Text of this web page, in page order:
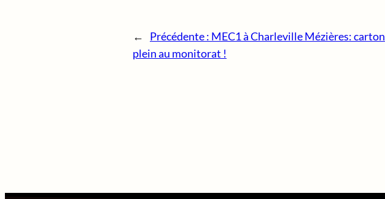
← Précédente : MEC1 à Charleville Mézières: carton
plein au monitorat !